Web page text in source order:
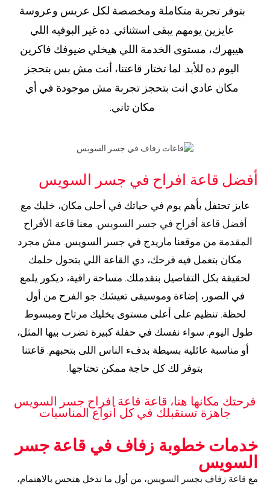
بتوفر تجربة متكاملة ومخصصة لكل عريس وعروسة
عايزين يومهم يبقى استثنائي. ده غير البوفيه اللي
هيبهرك، مستوى الخدمة اللي هيخلي ضيوفك فاكرين
اليوم ده للأبد. لما تختار قاعتنا، أنت مش بس بتحجز
مكان عادي انت بتحجز تجربة مش موجودة في أي
مكان تاني.
أفضل قاعة افراح في جسر السويس
عايز تحتفل بأهم يوم في حياتك في أحلى مكان، خليك مع
أفضل قاعة أفراح في جسر السويس. معنا قاعة الأفراح
المقدمة من موقعنا ماريدج في جسر السويس. مش مجرد
مكان بتعمل فيه فرحك، دي القاعة اللي بتحول حلمك
لحقيقة بكل التفاصيل بنقدملك. مساحة راقية، ديكور يلمع
في الصور، إضاءة وموسيقى تعيشك جو الفرح من أول
لحظة. تنظيم على أعلى مستوى يخليك مرتاح ومبسوط
طول اليوم. سواء نفسك في حفلة كبيرة تضرب بيها المثل،
أو مناسبة عائلية بسيطة بدفء الناس اللى بتحبهم. قاعتنا
بتوفر لك كل حاجة ممكن تحتاجها.
فرحتك مكانها هنا، قاعة قاعة افراح جسر السويس
جاهزة تستقبلك في كل أنواع المناسبات
خدمات خطوبة زفاف في قاعة جسر
السويس
مع قاعة زفاف بجسر السويس، من أول ما تدخل هتحس بالاهتمام،